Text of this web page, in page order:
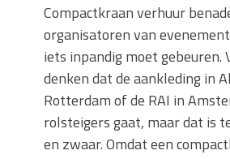
Compactkraan verhuur
organisatoren van
iets inpandig moet gebeuren.
denken dat de aankleding in
Rotterdam of de RAI in
rolsteigers gaat, maar dat is
en zwaar. Omdat een